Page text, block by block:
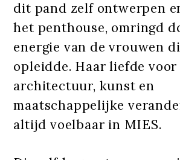
dit pand zelf ontwerpen
het penthouse, omringd
energie van de vrouwen
opleidde. Haar liefde voor
architectuur, kunst en
maatschappelijke
altijd voelbaar in MIES.